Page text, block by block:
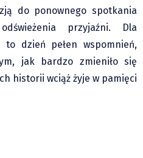
do ponownego spotkania
przyjaźni. Dla
to dzień pełen wspomnień,
jak bardzo zmieniło się
historii wciąż żyje w pamięci